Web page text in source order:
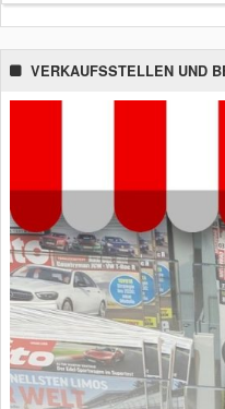
VERKAUFSSTELLEN UND